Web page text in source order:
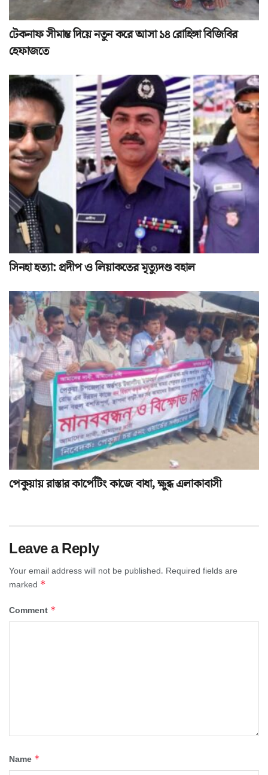
টেকনাফ সীমান্ত দিয়ে নতুন করে আসা ১৪ রোহিঙ্গা বিজিবির
হেফাজতে
সিনহা হত্যা: প্রদীপ ও লিয়াকতের মৃত্যুদণ্ড বহাল
পেকুয়ায় রাস্তার কার্পেটিং কাজে বাধা, ক্ষুব্ধ এলাকাবাসী
Leave a Reply
Your email address will not be published. Required fields are
marked *
Comment *
Name *